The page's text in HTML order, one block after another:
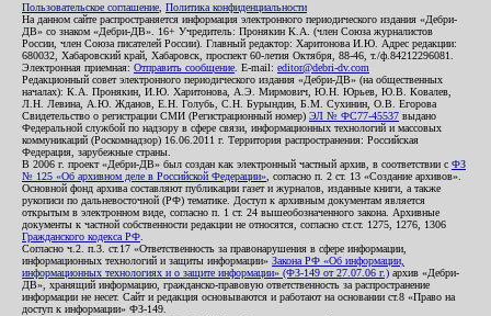
Пользовательское соглашение Политика конфиденциальности
На данном сайте распространяется информация электронного периодического издания «Дебри-
ДВ» со знаком «Дебри-ДВ». 16+ Учредитель: Пронякин К.А. (член Союза журналистов
России, член Союза писателей России). Главный редактор: Харитонова И.Ю. Адрес редакции:
680032, Хабаровский край, Хабаровск, проспект 60-летия Октября, 88-46, т./ф.84212296081.
Электронная приемная: Отправить сообщение . E-mail: editor@debri-dv.com
Редакционный совет электронного периодического издания «Дебри-ДВ» (на общественных
началах): К.А. Пронякин, И.Ю. Харитонова, А.Э. Мирмович, Ю.Н. Юрьев, Ю.В. Ковалев,
Л.Н. Левина, А.Ю. Жданов, Е.Н. Голубь, С.Н. Бурындин, Б.М. Сухинин, О.В. Егорова
Свидетельство о регистрации СМИ (Регистрационный номер) ЭЛ № ФС77-45537 выдано
Федеральной службой по надзору в сфере связи, информационных технологий и массовых
коммуникаций (Роскомнадзор) 16.06.2011 г. Территория распространения: Российская
Федерация, зарубежные страны.
В 2006 г. проект «Дебри-ДВ» был создан как электронный частный архив, в соответствии с ФЗ
№ 125 «Об архивном деле в Российской Федерации» , согласно п. 2 ст. 13 «Создание архивов».
Основной фонд архива составляют публикации газет и журналов, изданные книги, а также
рукописи по дальневосточной (РФ) тематике. Доступ к архивным документам является
открытым в электронном виде, согласно п. 1 ст. 24 вышеобозначенного закона. Архивные
документы к частной собственности редакции не относятся, согласно ст.ст. 1275, 1276, 1306
Гражданского кодекса РФ
Согласно ч.2. п.3. ст.17 «Ответственность за правонарушения в сфере информации,
информационных технологий и защиты информации» Закона РФ «Об информации,
информационных технологиях и о защите информации» (ФЗ-149 от 27.07.06 г.) архив «Дебри-
ДВ», хранящий информацию, гражданско-правовую ответственность за распространение
информации не несет. Сайт и редакция основываются и работают на основании ст.8 «Право на
доступ к информации» ФЗ-149.